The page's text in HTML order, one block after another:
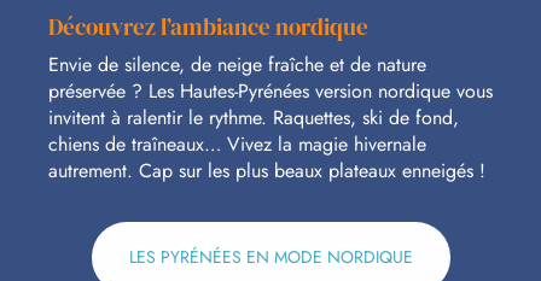
Découvrez l’ambiance nordique
Envie de silence, de neige fraîche et de nature
préservée ? Les Hautes-Pyrénées version nordique vous
invitent à ralentir le rythme. Raquettes, ski de fond,
chiens de traîneaux… Vivez la magie hivernale
autrement. Cap sur les plus beaux plateaux enneigés !
LES PYRÉNÉES EN MODE NORDIQUE